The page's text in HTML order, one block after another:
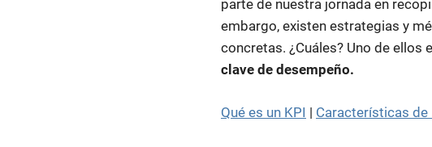
parte de nuestra jornada en
embargo, existen estrategias y
concretas. ¿Cuáles? Uno de ellos
clave de desempeño.
Qué es un KPI | Características de